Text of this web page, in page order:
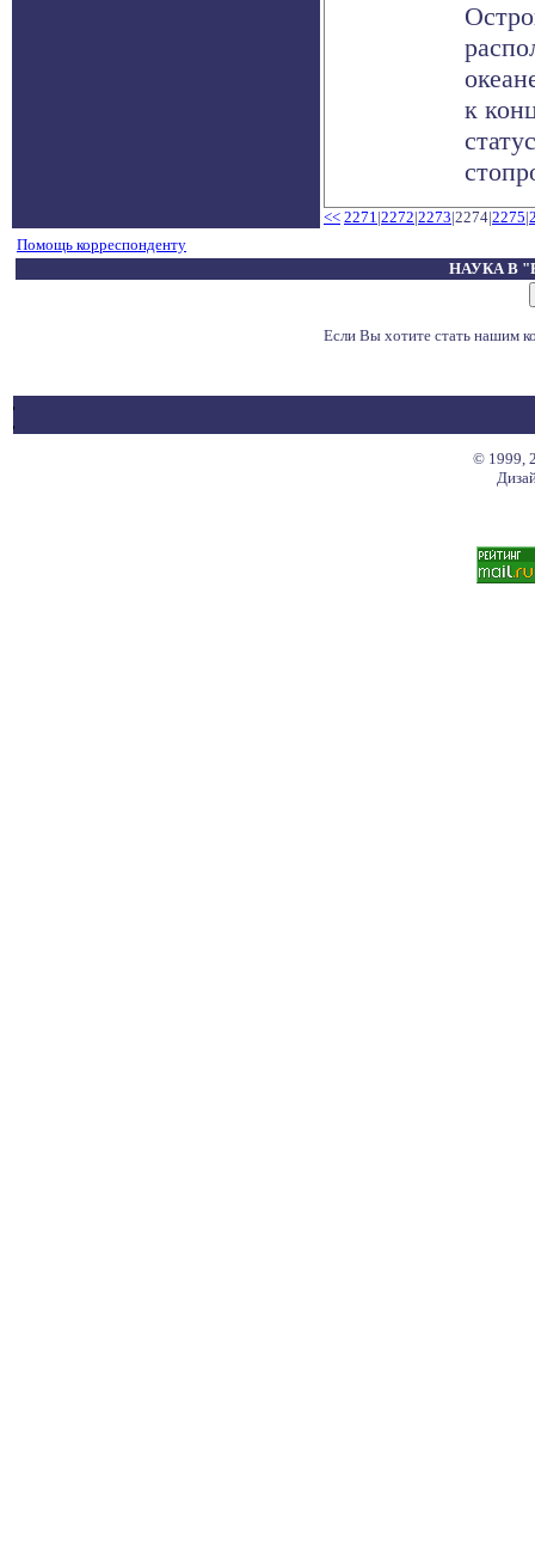
к
<< 2271|2272|2273|2274|2275|
Помощь корреспонденту
НАУКА В
Если Вы хотите стать нашим
© 1999,